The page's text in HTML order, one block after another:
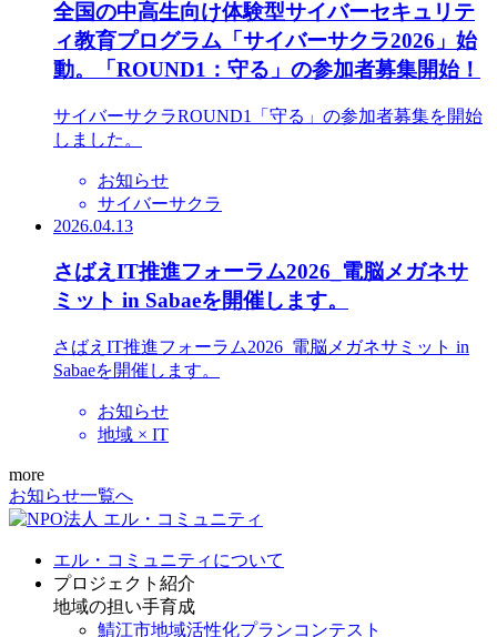
全国の中高生向け体験型サイバーセキュリテ
ィ教育プログラム「サイバーサクラ2026」始
動。「ROUND1：守る」の参加者募集開始！
サイバーサクラROUND1「守る」の参加者募集を開始
しました。
お知らせ
サイバーサクラ
2026.04.13
さばえIT推進フォーラム2026_電脳メガネサ
ミット in Sabaeを開催します。
さばえIT推進フォーラム2026_電脳メガネサミット in
Sabaeを開催します。
お知らせ
地域 × IT
more
お知らせ一覧へ
エル・コミュニティについて
プロジェクト紹介
地域の担い手育成
鯖江市地域活性化プランコンテスト